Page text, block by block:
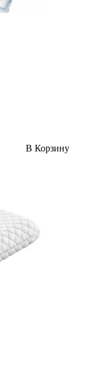
В Корзину